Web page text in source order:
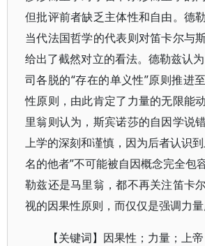
但批评前者缺乏主体性和自由。德
当代法国哲学的代表则对笛卡尔与
给出了截然对立的看法。德勒兹认
司各脱的“存在的单义性”原则推进
性原则，由此肯定了力量的无限能
里翁则认为，斯宾诺莎的自因学说
上学的深刻和谨慎，因为后者认识
名的他者”不可能被自因概念完全包
勒兹还是马里翁，都不再关注笛卡
视的因果性原则，而仅仅是强调力量
【关键词】因果性；力量；上